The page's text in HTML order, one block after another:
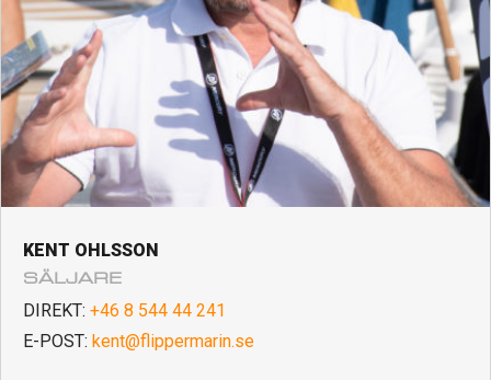
KENT OHLSSON
SÄLJARE
DIREKT: +46 8 544 44 241
E-POST: kent@flippermarin.se